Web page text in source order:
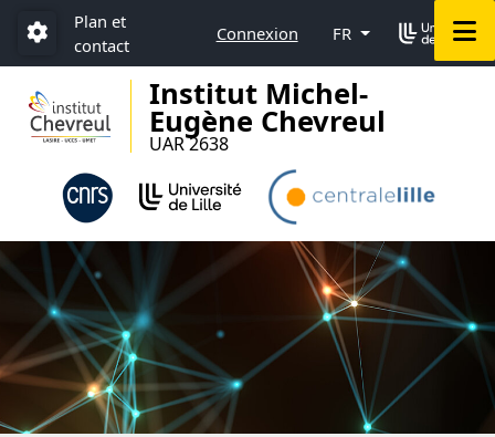
Accéder au menu principal
Accéder au contenu
Paramétrage
Plan et
contact
Connexion FR
Institut Michel-
Eugène Chevreul
UAR 2638